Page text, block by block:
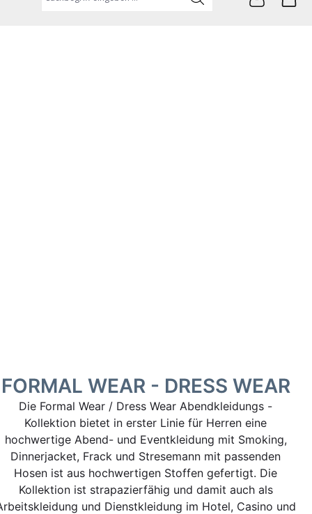
FORMAL WEAR - DRESS WEAR
Die Formal Wear / Dress Wear Abendkleidungs -
Kollektion bietet in erster Linie für Herren eine
hochwertige Abend- und Eventkleidung mit Smoking,
Dinnerjacket, Frack und Stresemann mit passenden
Hosen ist aus hochwertigen Stoffen gefertigt. Die
Kollektion ist strapazierfähig und damit auch als
und Dienstkleidung im Hotel, Casino und